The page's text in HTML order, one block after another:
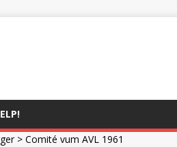
> Comité vum AVL 1961